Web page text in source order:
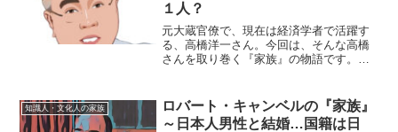
１人？
元大蔵官僚で、現在は経済学者で活躍す
る、高橋洋一さん。今回は、そんな高橋
さんを取り巻く『家族』の物語です。
島区出身大学：東京大学理学部、経済学
部家族構成：妻、娘...
知識人・文化人の家族
ロバート・キャンベルの『家族』
～日本人男性と結婚…国籍は日